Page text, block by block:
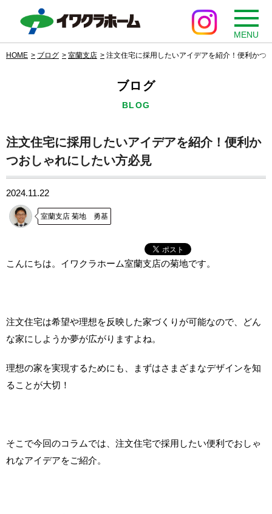
MENU
HOME ブログ 室蘭支店 注文住宅に採用したいアイデアを紹介！便利かつ
ブログ
BLOG
注文住宅に採用したいアイデアを紹介！便利か
つおしゃれにしたい方必見
2024.11.22
室蘭支店 菊地 勇基
こんにちは。イワクラホーム室蘭支店の菊地です。
注文住宅は希望や理想を反映した家づくりが可能なので、どん
な家にしようか夢が広がりますよね。
理想の家を実現するためにも、まずはさまざまなデザインを知
ることが大切！
そこで今回のコラムでは、注文住宅で採用したい便利でおしゃ
れなアイデアをご紹介。